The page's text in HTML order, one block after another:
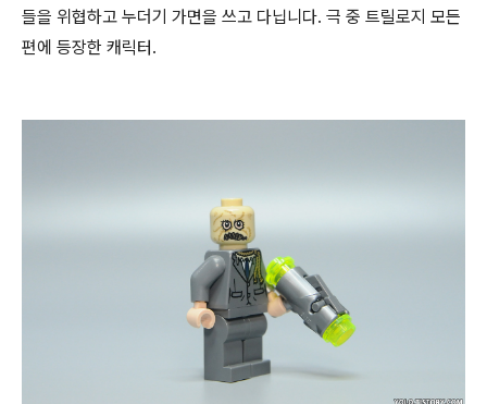
들을 위협하고 누더기 가면을 쓰고 다닙니다. 극 중 트릴로지 모든
편에 등장한 캐릭터.